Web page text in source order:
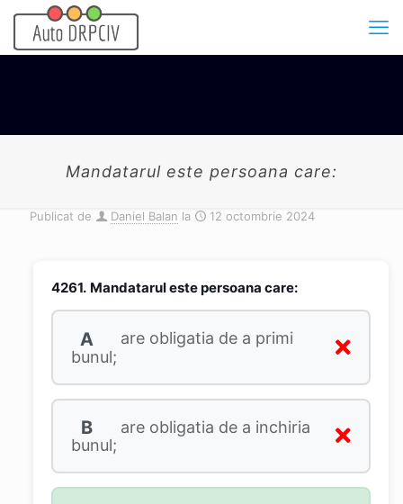
Mandatarul este persoana care:
Publicat de Daniel Balan la 12 octombrie 2024
4261. Mandatarul este persoana care:
A
are obligatia de a primi
bunul;
B
are obligatia de a inchiria
bunul;